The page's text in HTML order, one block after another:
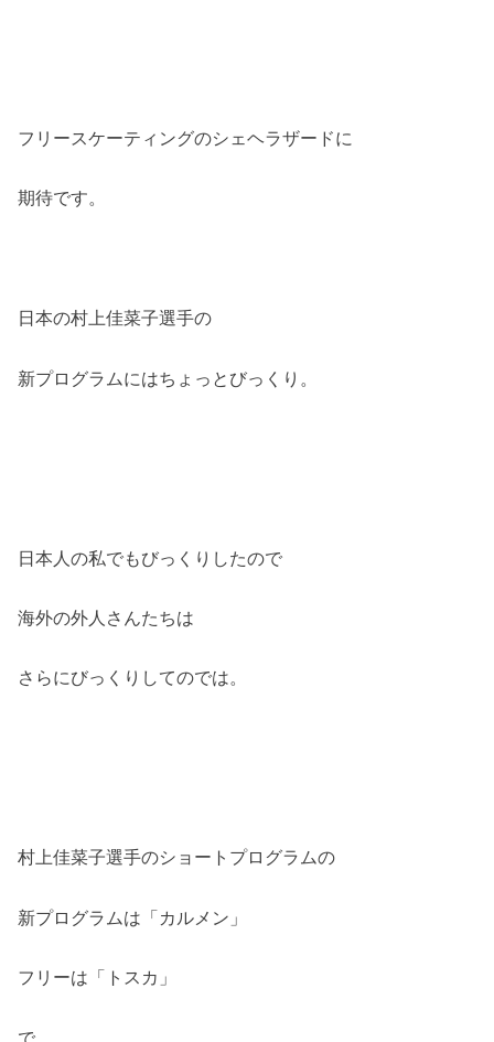
フリースケーティングのシェヘラザードに
期待です。
日本の村上佳菜子選手の
新プログラムにはちょっとびっくり。
日本人の私でもびっくりしたので
海外の外人さんたちは
さらにびっくりしてのでは。
村上佳菜子選手のショートプログラムの
新プログラムは「カルメン」
フリーは「トスカ」
で、